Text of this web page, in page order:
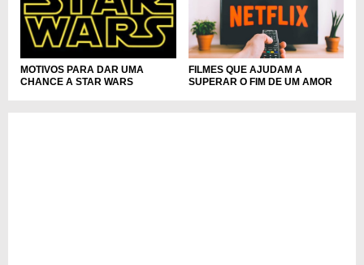
MOTIVOS PARA DAR UMA
CHANCE A STAR WARS
FILMES QUE AJUDAM A
SUPERAR O FIM DE UM AMOR